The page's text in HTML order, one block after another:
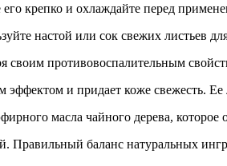
крепко и охлаждайте перед
настой или сок свежих листьев
противовоспалительным
эффектом и придает коже свежесть.
масла чайного дерева, которое
баланс натуральных